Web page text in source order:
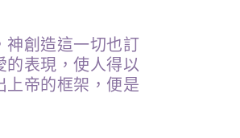
創造這一切也訂
的表現，使人得以
上帝的框架，便是